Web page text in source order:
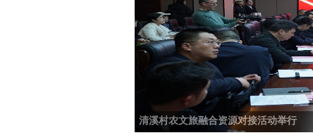
清溪村农文旅融合资源对接活动举行